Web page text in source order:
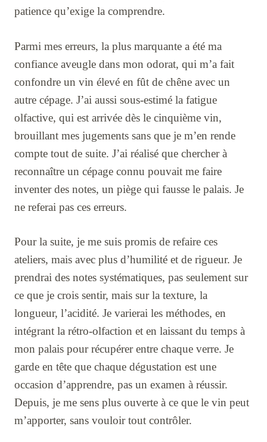
patience qu’exige la comprendre.
Parmi mes erreurs, la plus marquante a été ma
confiance aveugle dans mon odorat, qui m’a fait
confondre un vin élevé en fût de chêne avec un
autre cépage. J’ai aussi sous-estimé la fatigue
olfactive, qui est arrivée dès le cinquième vin,
brouillant mes jugements sans que je m’en rende
compte tout de suite. J’ai réalisé que chercher à
reconnaître un cépage connu pouvait me faire
inventer des notes, un piège qui fausse le palais. Je
ne referai pas ces erreurs.
Pour la suite, je me suis promis de refaire ces
ateliers, mais avec plus d’humilité et de rigueur. Je
prendrai des notes systématiques, pas seulement sur
ce que je crois sentir, mais sur la texture, la
longueur, l’acidité. Je varierai les méthodes, en
intégrant la rétro-olfaction et en laissant du temps à
mon palais pour récupérer entre chaque verre. Je
garde en tête que chaque dégustation est une
occasion d’apprendre, pas un examen à réussir.
Depuis, je me sens plus ouverte à ce que le vin peut
m’apporter, sans vouloir tout contrôler.